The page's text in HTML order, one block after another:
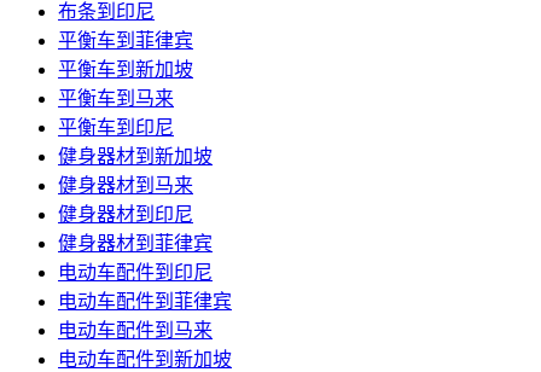
布条到印尼
平衡车到菲律宾
平衡车到新加坡
平衡车到马来
平衡车到印尼
健身器材到新加坡
健身器材到马来
健身器材到印尼
健身器材到菲律宾
电动车配件到印尼
电动车配件到菲律宾
电动车配件到马来
电动车配件到新加坡